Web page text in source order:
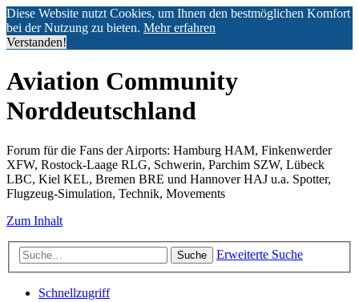
Diese Website nutzt Cookies, um Ihnen den bestmöglichen Komfort
bei der Nutzung zu bieten. Mehr erfahren
Verstanden!
Aviation Community
Norddeutschland
Forum für die Fans der Airports: Hamburg HAM, Finkenwerder
XFW, Rostock-Laage RLG, Schwerin, Parchim SZW, Lübeck
LBC, Kiel KEL, Bremen BRE und Hannover HAJ u.a. Spotter,
Flugzeug-Simulation, Technik, Movements
Zum Inhalt
Suche Erweiterte Suche
Schnellzugriff